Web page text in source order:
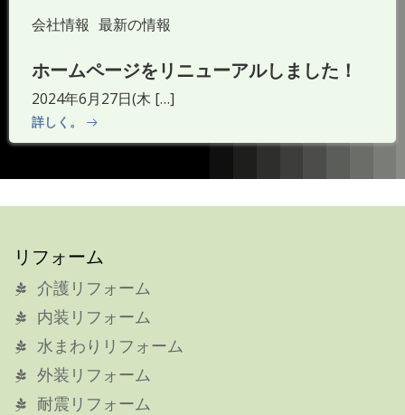
会社情報 最新の情報
ホームページをリニューアルしました！
2024年6月27日(木 […]
詳しく。
リフォーム
介護リフォーム
内装リフォーム
水まわりリフォーム
外装リフォーム
耐震リフォーム